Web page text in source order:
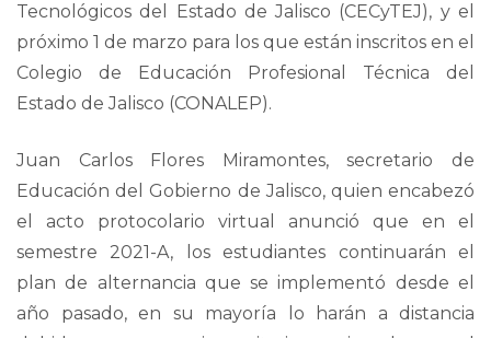
Tecnológicos del Estado de Jalisco (CECyTEJ), y el
próximo 1 de marzo para los que están inscritos en el
Colegio de Educación Profesional Técnica del
Estado de Jalisco (CONALEP).
Juan Carlos Flores Miramontes, secretario de
Educación del Gobierno de Jalisco, quien encabezó
el acto protocolario virtual anunció que en el
semestre 2021-A, los estudiantes continuarán el
plan de alternancia que se implementó desde el
año pasado, en su mayoría lo harán a distancia